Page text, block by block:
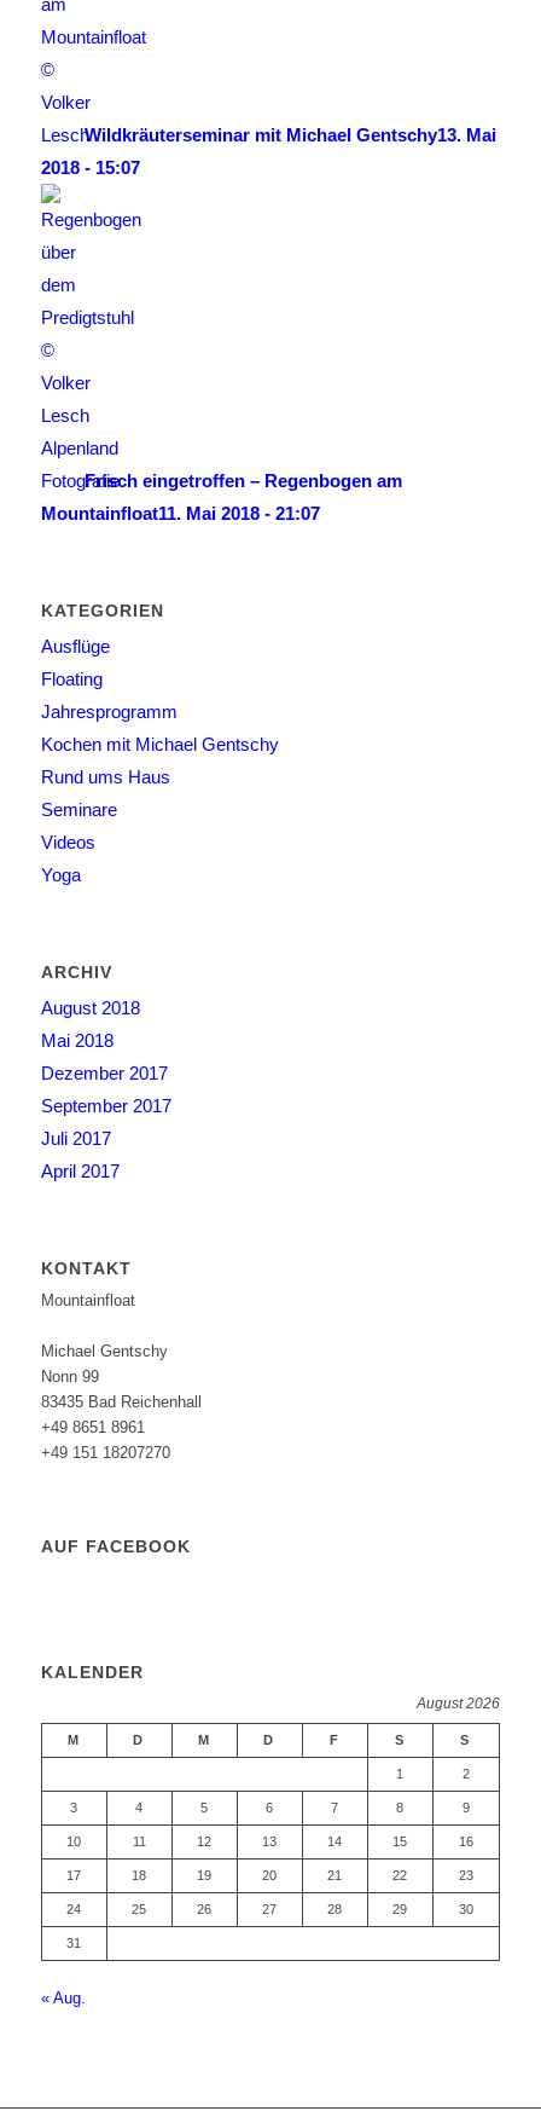
Wildkräuterseminar mit Michael Gentschy13. Mai
2018 - 15:07
Frisch eingetroffen – Regenbogen am
Mountainfloat11. Mai 2018 - 21:07
KATEGORIEN
Ausflüge
Floating
Jahresprogramm
Kochen mit Michael Gentschy
Rund ums Haus
Seminare
Videos
Yoga
ARCHIV
August 2018
Mai 2018
Dezember 2017
September 2017
Juli 2017
April 2017
KONTAKT
Mountainfloat
Michael Gentschy
Nonn 99
83435 Bad Reichenhall
+49 8651 8961
+49 151 18207270
AUF FACEBOOK
KALENDER
August 2026
M D M D F S S
1 2
3 4 5 6 7 8 9
10 11 12 13 14 15 16
17 18 19 20 21 22 23
24 25 26 27 28 29 30
31
« Aug.